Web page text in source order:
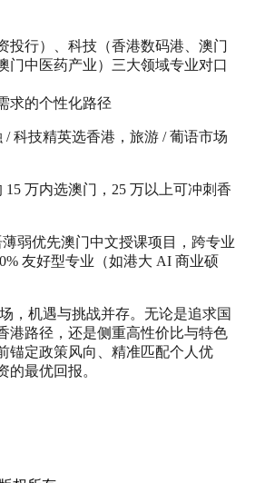
投行）、科技（香港数码港、澳门
门中医药产业）三大领域专业对口
求的个性化路径
/ 科技精英选香港，旅游 / 葡语市场
15 万内选澳门，25 万以上可冲刺香
薄弱优先澳门中文授课项目，跨专业
友好型专业（如港大 AI 商业硕
，机遇与挑战并存。无论是追求国
港路径，还是侧重高性价比与特色
锚定政策风向、精准匹配个人优
的最优回报。